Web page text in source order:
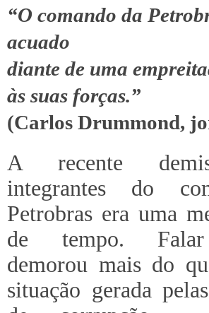
“O comando da
acuado
diante de uma
às suas forças.”
(Carlos Drummond,
A recente
integrantes do
Petrobras era uma
de tempo. Falar
demorou mais do
situação gerada